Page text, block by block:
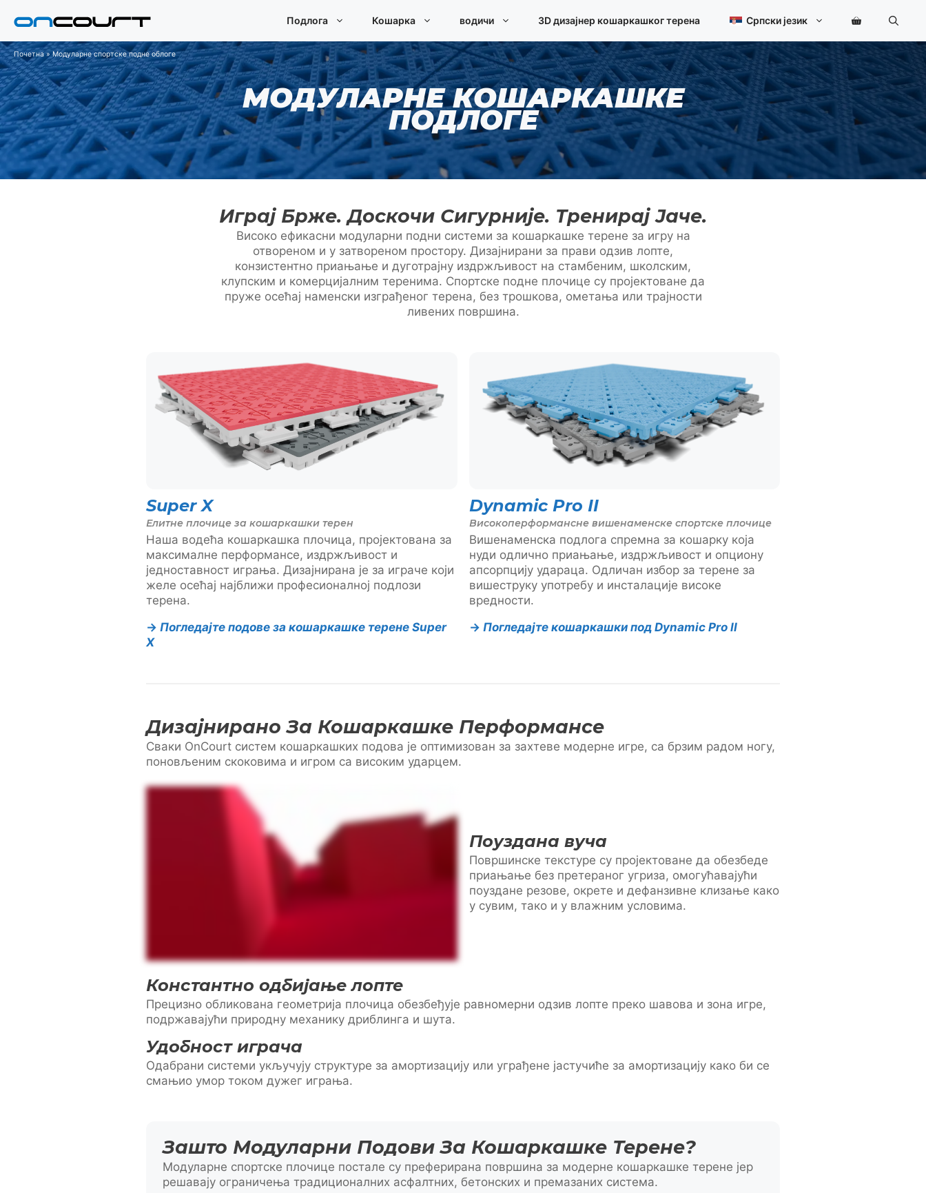
Подлога Кошарка водичи 3D дизајнер кошаркашког терена Српски језик
Почетна»Модуларне спортске подне облоге
МОДУЛАРНЕ КОШАРКАШКЕ
ПОДЛОГЕ
Играј Брже. Доскочи Сигурније. Тренирај Јаче.
Високо ефикасни модуларни подни системи за кошаркашке терене за игру на
отвореном и у затвореном простору. Дизајнирани за прави одзив лопте,
конзистентно приањање и дуготрајну издржљивост на стамбеним, школским,
клупским и комерцијалним теренима. Спортске подне плочице су пројектоване да
пруже осећај наменски изграђеног терена, без трошкова, ометања или трајности
ливених површина.
Super X
Елитне плочице за кошаркашки терен
Наша водећа кошаркашка плочица, пројектована за
максималне перформансе, издржљивост и
једноставност играња. Дизајнирана је за играче који
желе осећај најближи професионалној подлози
терена.
→ Погледајте подове за кошаркашке терене Super
X
Dynamic Pro II
Високоперформансне вишенамeнске спортске плочице
Вишенаменска подлога спремна за кошарку која
нуди одлично приањање, издржљивост и опциону
апсорпцију удараца. Одличан избор за терене за
вишеструку употребу и инсталације високе
вредности.
→ Погледајте кошаркашки под Dynamic Pro II
Дизајнирано За Кошаркашке Перформансе
Сваки OnCourt систем кошаркашких подова је оптимизован за захтеве модерне игре, са брзим радом ногу,
поновљеним скоковима и игром са високим ударцем.
Поуздана вуча
Површинске текстуре су пројектоване да обезбеде
приањање без претераног угриза, омогућавајући
поуздане резове, окрете и дефанзивне клизање како
у сувим, тако и у влажним условима.
Константно одбијање лопте
Прецизно обликована геометрија плочица обезбеђује равномерни одзив лопте преко шавова и зона игре,
подржавајући природну механику дриблинга и шута.
Удобност играча
Одабрани системи укључују структуре за амортизацију или уграђене јастучиће за амортизацију како би се
смањио умор током дужег играња.
Зашто Модуларни Подови За Кошаркашке Терене?
Модуларне спортске плочице постале су преферирана површина за модерне кошаркашке терене јер
решавају ограничења традиционалних асфалтних, бетонских и премазаних система.